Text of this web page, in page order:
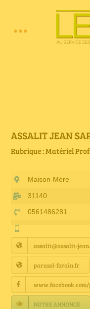
Toggle
E-book
Petites annonces
Annuaire
Actualités
Contact
ASSALIT JEAN
Rubrique : Matériel
Maison-Mère
31140
0561486281
assalit@assalit-
parasol-forain.fr
www.facebook.com/
NOTRE ANNONCE